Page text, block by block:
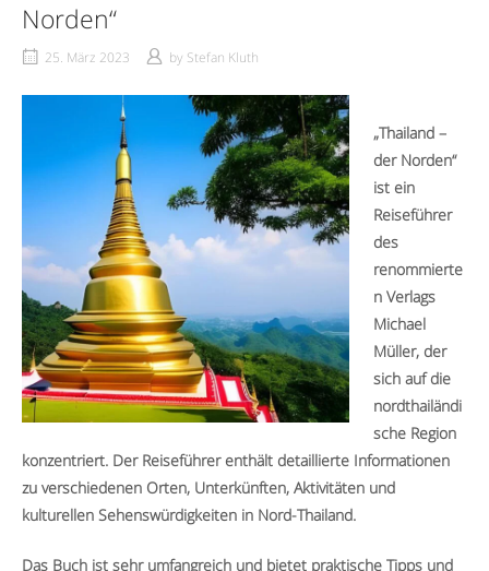
Norden“
25. März 2023 by Stefan Kluth
„Thailand –
der Norden“
ist ein
Reiseführer
des
renommierte
n Verlags
Michael
Müller, der
sich auf die
nordthailändi
sche Region
konzentriert. Der Reiseführer enthält detaillierte Informationen
zu verschiedenen Orten, Unterkünften, Aktivitäten und
kulturellen Sehenswürdigkeiten in Nord-Thailand.
Das Buch ist sehr umfangreich und bietet praktische Tipps und